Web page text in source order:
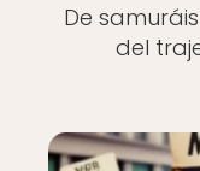
De
del